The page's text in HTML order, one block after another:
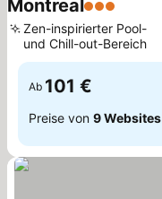
Montreal3 Sterne
Zen-inspirierter Pool-
und Chill-out-Bereich
Ab 101 €
Preise von 9 Websites